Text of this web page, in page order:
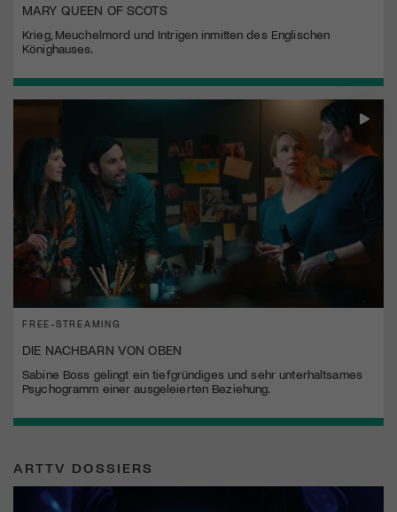
MARY QUEEN OF SCOTS
Krieg, Meuchelmord und Intrigen inmitten des Englischen
Könighauses.
FREE-STREAMING
DIE NACHBARN VON OBEN
Sabine Boss gelingt ein tiefgründiges und sehr unterhaltsames
Psychogramm einer ausgeleierten Beziehung.
ARTTV DOSSIERS